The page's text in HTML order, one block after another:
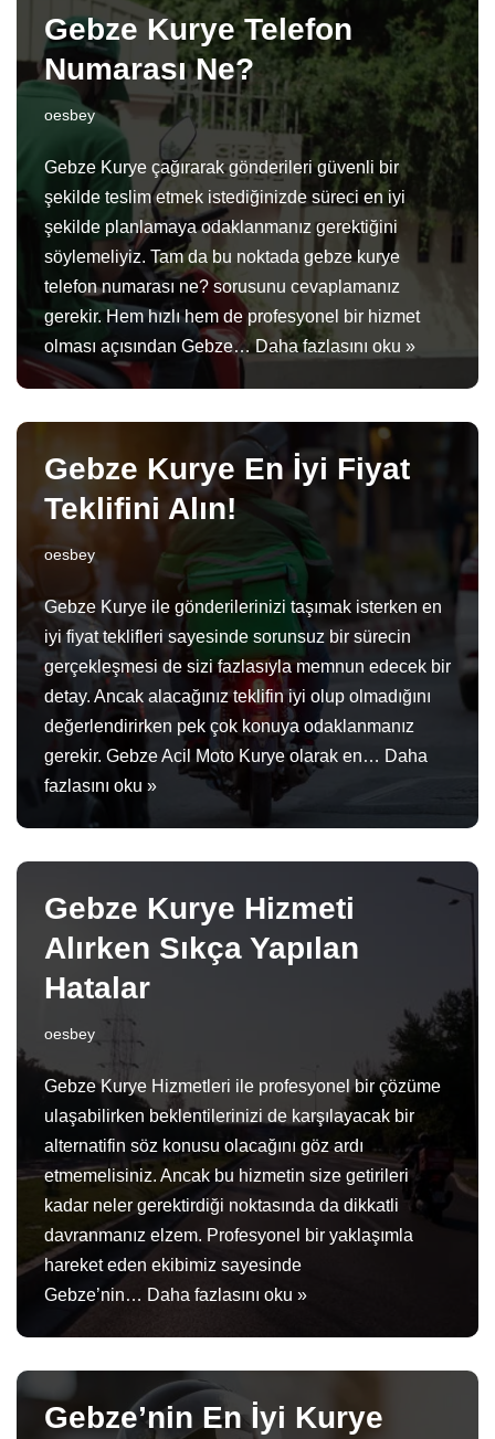
Gebze Kurye Telefon
Numarası Ne?
oesbey
Gebze Kurye çağırarak gönderileri güvenli bir
şekilde teslim etmek istediğinizde süreci en iyi
şekilde planlamaya odaklanmanız gerektiğini
söylemeliyiz. Tam da bu noktada gebze kurye
telefon numarası ne? sorusunu cevaplamanız
gerekir. Hem hızlı hem de profesyonel bir hizmet
olması açısından Gebze…Daha fazlasını oku »
Gebze Kurye En İyi Fiyat
Teklifini Alın!
oesbey
Gebze Kurye ile gönderilerinizi taşımak isterken en
iyi fiyat teklifleri sayesinde sorunsuz bir sürecin
gerçekleşmesi de sizi fazlasıyla memnun edecek bir
detay. Ancak alacağınız teklifin iyi olup olmadığını
değerlendirirken pek çok konuya odaklanmanız
gerekir. Gebze Acil Moto Kurye olarak en… Daha
fazlasını oku »
Gebze Kurye Hizmeti
Alırken Sıkça Yapılan
Hatalar
oesbey
Gebze Kurye Hizmetleri ile profesyonel bir çözüme
ulaşabilirken beklentilerinizi de karşılayacak bir
alternatifin söz konusu olacağını göz ardı
etmemelisiniz. Ancak bu hizmetin size getirileri
kadar neler gerektirdiği noktasında da dikkatli
davranmanız elzem. Profesyonel bir yaklaşımla
hareket eden ekibimiz sayesinde
Gebze’nin… Daha fazlasını oku »
Gebze’nin En İyi Kurye